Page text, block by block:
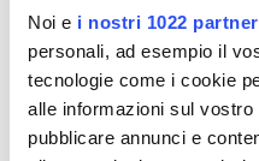
Noi e i nostri 1022 partner
personali, ad esempio il
tecnologie come i cookie
alle informazioni sul
pubblicare annunci e